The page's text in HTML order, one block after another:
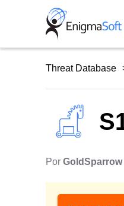
Threat Database
Por GoldSparrow